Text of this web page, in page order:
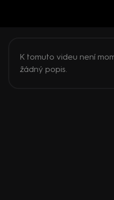
K tomuto videu není
žádný popis.